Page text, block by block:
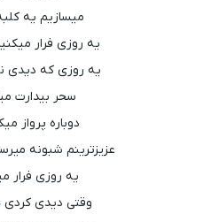
میسازیم یه
یه روزی فرار
یه روزی که دیدی
سحر بیدارت
دوباره پرواز
عزیزترینم شبونه
یه روزی فرار
وقتی دیدی